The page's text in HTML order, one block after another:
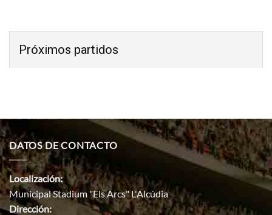
Próximos partidos
DATOS DE CONTACTO
Localización:
Municipal Stadium "Els Arcs" L'Alcúdia
Dirección: